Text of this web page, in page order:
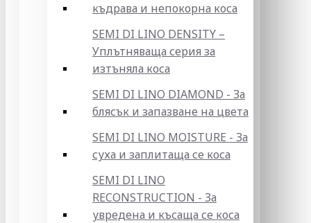
къдрава и непокорна коса
SEMI DI LINO DENSITY –
Уплътняваща серия за
изтъняла коса
SEMI DI LINO DIAMOND - За
блясък и запазване на цвета
SEMI DI LINO MOISTURE - За
суха и заплитаща се коса
SEMI DI LINO
RECONSTRUCTION - За
увредена и късаща се коса